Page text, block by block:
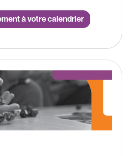
à votre calendrier